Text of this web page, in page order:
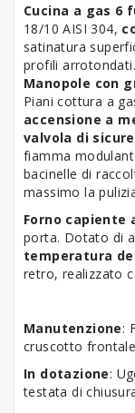
Cucina a gas 6
18/10 AISI 304,
satinatura
profili
Manopole con
Piani cottura a
accensione a
valvola di
fiamma
bacinelle di
massimo la
Forno capiente
porta. Dotato di
temperatura
retro, realizzato
Manutenzione:
cruscotto
In dotazione:
testata di